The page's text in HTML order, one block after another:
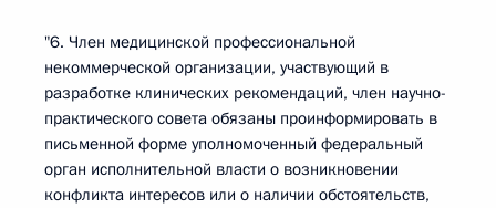
"6. Член медицинской профессиональной
некоммерческой организации, участвующий в
разработке клинических рекомендаций, член научно-
практического совета обязаны проинформировать в
письменной форме уполномоченный федеральный
орган исполнительной власти о возникновении
конфликта интересов или о наличии обстоятельств,